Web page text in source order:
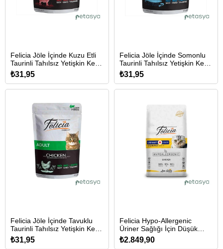
Felicia Jöle İçinde Kuzu Etli
Taurinli Tahılsız Yetişkin Kedi
Konservesi 85gr
₺31,95
Felicia Jöle İçinde Somonlu
Taurinli Tahılsız Yetişkin Kedi
Konservesi 85gr
₺31,95
Felicia Jöle İçinde Tavuklu
Taurinli Tahılsız Yetişkin Kedi
Konservesi 85gr
₺31,95
Felicia Hypo-Allergenic
Üriner Sağlığı İçin Düşük
Tahıllı Tavuklu Kısırlaştırılmış
Kedi Maması 12kg
₺2.849,90